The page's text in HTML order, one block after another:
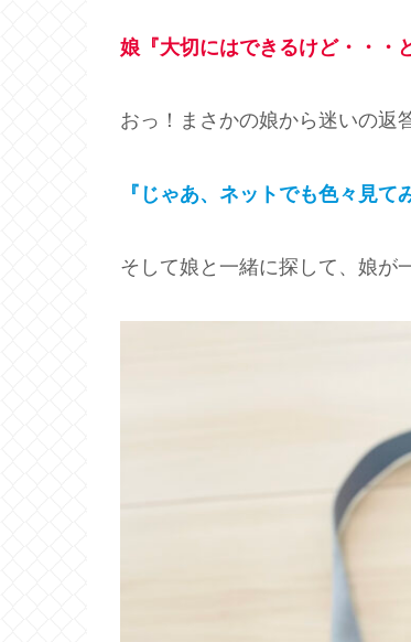
娘『大切にはできるけど・・・
おっ！まさかの娘から迷いの返
『じゃあ、ネットでも色々見て
そして娘と一緒に探して、娘が